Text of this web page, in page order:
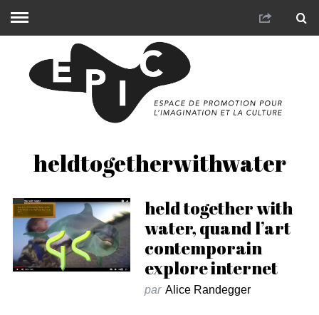
heldtogetherwithwater
held together with
water, quand l’art
contemporain
explore internet
par Alice Randegger